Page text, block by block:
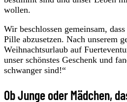
wollen.
Wir beschlossen gemeinsam,
Pille abzusetzen. Nach unserem
Weihnachtsurlaub auf
unser schönstes Geschenk und
schwanger sind!“
Ob Junge oder Mädchen,